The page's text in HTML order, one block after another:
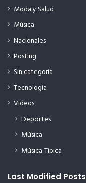
Moda y Salud
Música
Nacionales
Posting
Sin categoría
Tecnología
Videos
Deportes
Música
Música Típica
Last Modified Posts